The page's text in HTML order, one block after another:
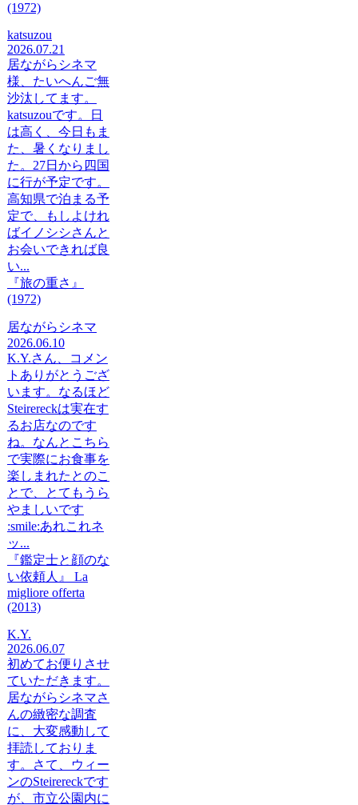
(1972)
katsuzou
2026.07.21
居ながらシネマ
様、たいへんご無
沙汰してます。
katsuzouです。日
は高く、今日もま
た、暑くなりまし
た。27日から四国
に行が予定です。
高知県で泊まる予
定で、もしよけれ
ばイノシシさんと
お会いできれば良
い...
『旅の重さ』
(1972)
居ながらシネマ
2026.06.10
K.Y.さん、コメン
トありがとうござ
います。なるほど
Steirereckは実在す
るお店なのです
ね。なんとこちら
で実際にお食事を
楽しまれたとのこ
とで、とてもうら
やましいです
:smile:あれこれネ
ッ...
『鑑定士と顔のな
い依頼人』 La
migliore offerta
(2013)
K.Y.
2026.06.07
初めてお便りさせ
ていただきます。
居ながらシネマさ
んの緻密な調査
に、大変感動して
拝読しておりま
す。さて、ウィー
ンのSteirereckです
が、市立公園内に